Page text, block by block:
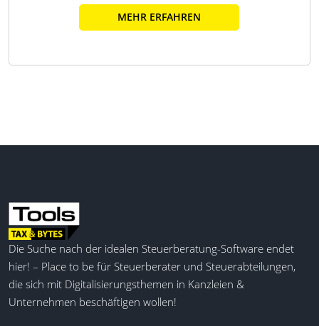
MEHR ERFAHREN
Die Suche nach der idealen Steuerberatung-Software endet
hier! – Place to be für Steuerberater und Steuerabteilungen,
die sich mit Digitalisierungsthemen in Kanzleien &
Unternehmen beschäftigen wollen!